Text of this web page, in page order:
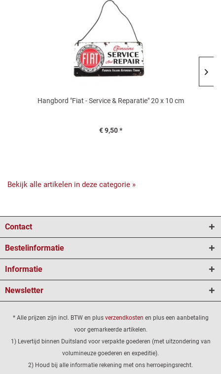
20 x 10 cm FIAT Classic mok - Sinds 1899 logo
Bekijk alle artikelen in deze categorie »
Contact
Bestelinformatie
Informatie
Newsletter
* Alle prijzen zijn incl. BTW en plus verzendkosten en plus een aanbetaling
voor gemarkeerde artikelen.
1) Levertijd binnen Duitsland voor verpakte goederen (met uitzondering van
volumineuze goederen en expeditie).
2) Houd bij alle informatie rekening met ons herroepingsrecht.